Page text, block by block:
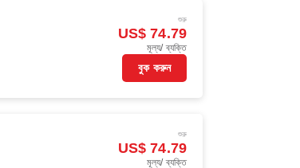
শুরু
US$ 74.79
মূল্য/ ব্যক্তি
বুক করুন
শুরু
US$ 74.79
মূল্য/ ব্যক্তি